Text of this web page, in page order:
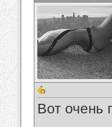
Вот очень